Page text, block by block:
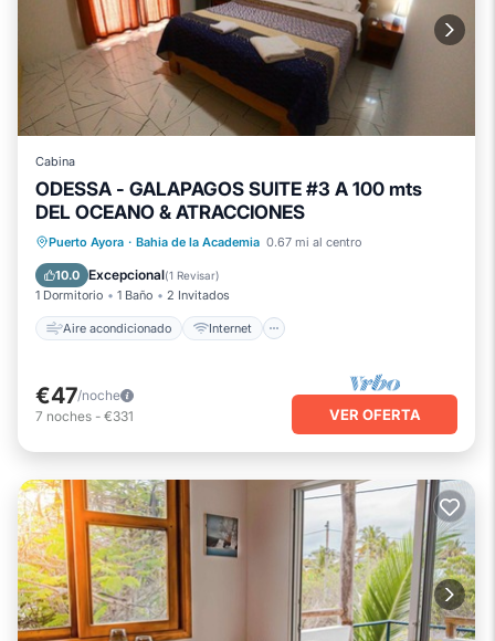
Cabina
ODESSA - GALAPAGOS SUITE #3 A 100 mts
DEL OCEANO & ATRACCIONES
Puerto Ayora · Bahia de la Academia 0.67 mi al centro
10.0 Excepcional(1 Revisar)
1 Dormitorio 1 Baño 2 Invitados
Aire acondicionado Internet
Aire acondicionado
Internet
Apto para niños
€47/noche
7 noches - €331 VER OFERTA